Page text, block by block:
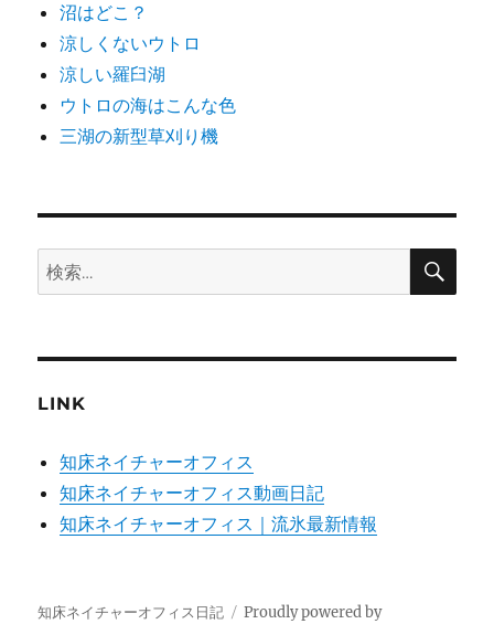
沼はどこ？
涼しくないウトロ
涼しい羅臼湖
ウトロの海はこんな色
三湖の新型草刈り機
検
索:
検
LINK
知床ネイチャーオフィス
知床ネイチャーオフィス動画日記
知床ネイチャーオフィス｜流氷最新情報
知床ネイチャーオフィス日記 Proudly powered by